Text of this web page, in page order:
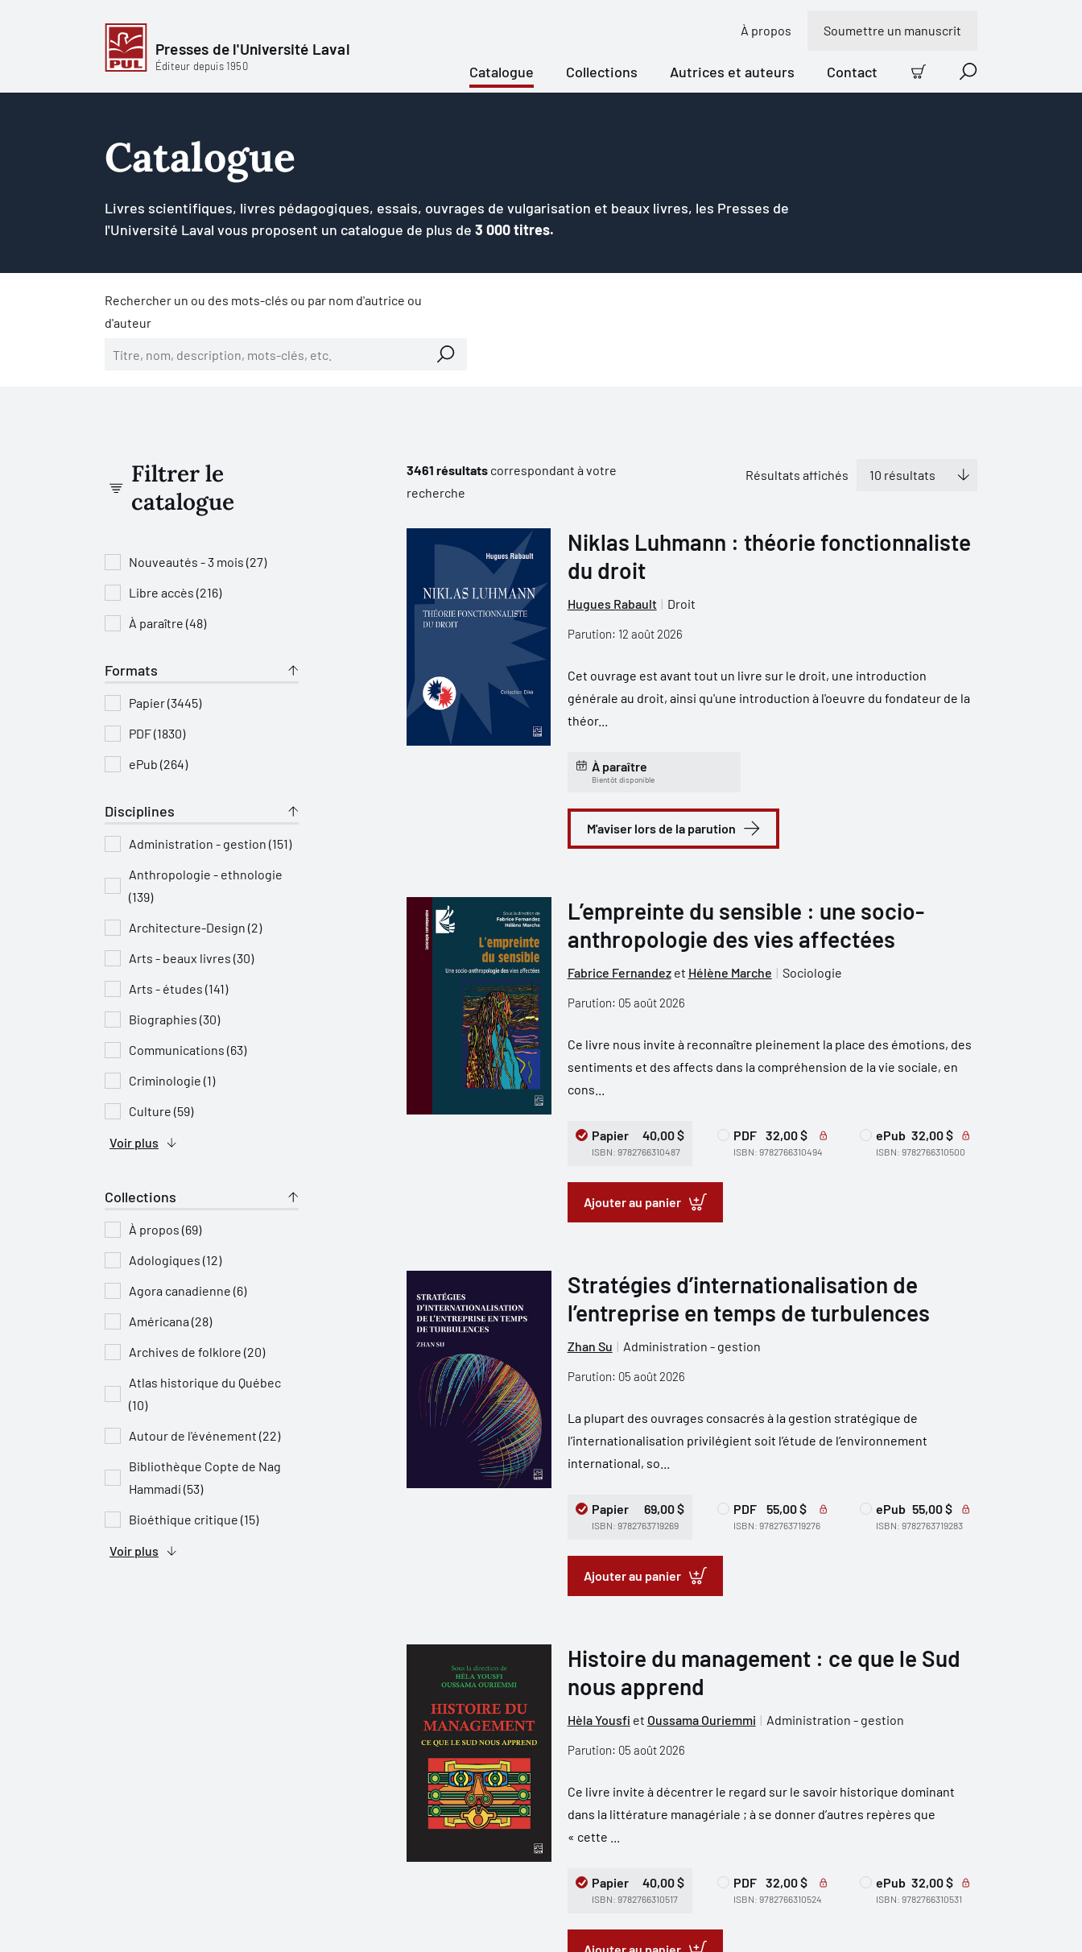
Presses de l'Université Laval
Éditeur depuis 1950
À propos Soumettre un manuscrit
Catalogue Collections Autrices et auteurs Contact
Panier Recherche
Catalogue
Livres scientifiques, livres pédagogiques, essais, ouvrages de vulgarisation et beaux livres, les Presses de
l'Université Laval vous proposent un catalogue de plus de 3 000 titres.
Rechercher un ou des mots-clés ou par nom d'autrice ou
d'auteur
Filtrer le
catalogue
Nouveautés - 3 mois (27)
Libre accès (216)
À paraître (48)
Formats
Papier (3445)
PDF (1830)
ePub (264)
Disciplines
Administration - gestion (151)
Anthropologie - ethnologie
(139)
Architecture-Design (2)
Arts - beaux livres (30)
Arts - études (141)
Biographies (30)
Communications (63)
Criminologie (1)
Culture (59)
Voir plus
Collections
À propos (69)
Adologiques (12)
Agora canadienne (6)
Américana (28)
Archives de folklore (20)
Atlas historique du Québec
(10)
Autour de l'événement (22)
Bibliothèque Copte de Nag
Hammadi (53)
Bioéthique critique (15)
Voir plus
3461 résultatscorrespondant à votre
recherche
Résultats affichés
Niklas Luhmann : théorie fonctionnaliste
du droit
Hugues Rabault Droit
Parution: 12 août 2026
Cet ouvrage est avant tout un livre sur le droit, une introduction
générale au droit, ainsi qu'une introduction à l'oeuvre du fondateur de la
théor...
À paraître
Bientôt disponible
M'aviser lors de la parution
L’empreinte du sensible : une socio-
anthropologie des vies affectées
Fabrice Fernandezet Hélène Marche Sociologie
Parution: 05 août 2026
Ce livre nous invite à reconnaître pleinement la place des émotions, des
sentiments et des affects dans la compréhension de la vie sociale, en
cons...
Papier 40,00 $
ISBN: 9782766310487
PDF 32,00 $
ISBN: 9782766310494
ePub 32,00 $
ISBN: 9782766310500
Ajouter au panier
Stratégies d’internationalisation de
l’entreprise en temps de turbulences
Zhan Su Administration - gestion
Parution: 05 août 2026
La plupart des ouvrages consacrés à la gestion stratégique de
l’internationalisation privilégient soit l’étude de l’environnement
international, so...
Papier 69,00 $
ISBN: 9782763719269
PDF 55,00 $
ISBN: 9782763719276
ePub 55,00 $
ISBN: 9782763719283
Ajouter au panier
Histoire du management : ce que le Sud
nous apprend
Hèla Yousfi et Oussama Ouriemmi Administration - gestion
Parution: 05 août 2026
Ce livre invite à décentrer le regard sur le savoir historique dominant
dans la littérature managériale ; à se donner d’autres repères que
« cette ...
Papier 40,00 $
ISBN: 9782766310517
PDF 32,00 $
ISBN: 9782766310524
ePub 32,00 $
ISBN: 9782766310531